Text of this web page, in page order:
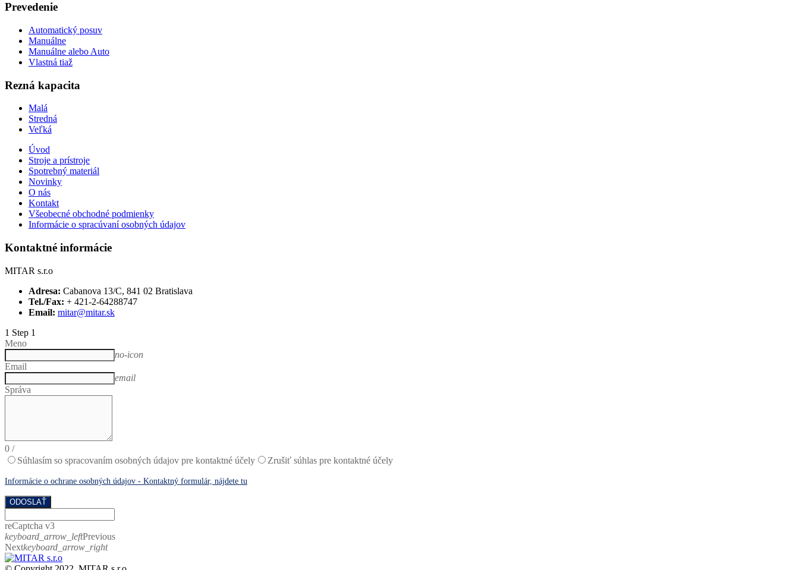
Prevedenie
Automatický posuv
Manuálne
Manuálne alebo Auto
Vlastná tiaž
Rezná kapacita
Malá
Stredná
Veľká
Úvod
Stroje a prístroje
Spotrebný materiál
Novinky
O nás
Kontakt
Všeobecné obchodné podmienky
Informácie o spracúvaní osobných údajov
Kontaktné informácie
MITAR s.r.o
Adresa: Cabanova 13/C, 841 02 Bratislava
Tel./Fax: + 421-2-64288747
Email: mitar@mitar.sk
1 Step 1
Meno
no-icon
Email
email
Správa
0 /
Súhlasím so spracovaním osobných údajov pre kontaktné účely
Zrušiť súhlas pre kontaktné účely
Informácie o ochrane osobných údajov - Kontaktný formulár, nájdete tu
ODOSLAŤ
reCaptcha v3
keyboard_arrow_leftPrevious
Nextkeyboard_arrow_right